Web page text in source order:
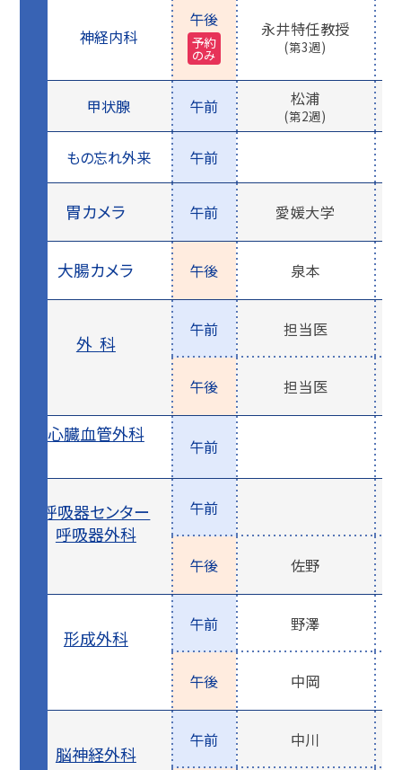
神経内科
午後
予約
のみ
永井特任教授
(第3週)
甲状腺 午前 松浦
(第2週)
もの忘れ外来 午前
胃カメラ 午前 愛媛大学
大腸カメラ 午後 泉本
外科
午前 担当医
午後 担当医
心臓血管外科
午前
呼吸器センター
呼吸器外科
午前
午後 佐野
形成外科
午前 野澤
午後 中岡
脳神経外科
午前 中川